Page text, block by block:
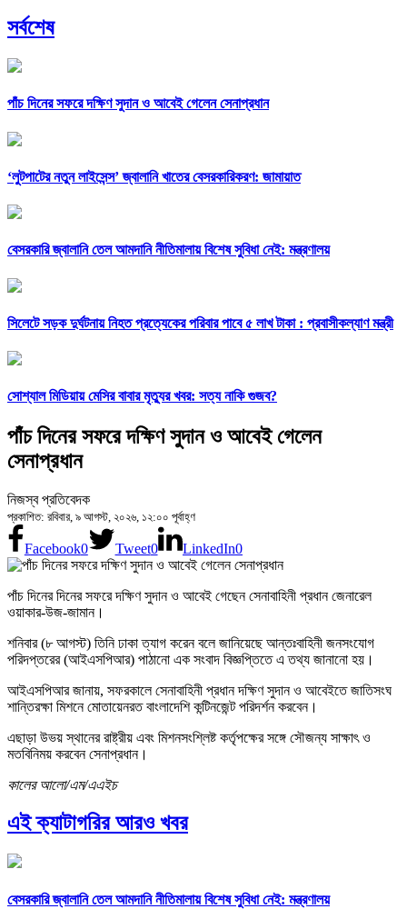
সর্বশেষ
পাঁচ দিনের সফরে দক্ষিণ সুদান ও আবেই গেলেন সেনাপ্রধান
‘লুটপাটের নতুন লাইসেন্স’ জ্বালানি খাতের বেসরকারিকরণ: জামায়াত
বেসরকারি জ্বালানি তেল আমদানি নীতিমালায় বিশেষ সুবিধা নেই: মন্ত্রণালয়
সিলেটে সড়ক দুর্ঘটনায় নিহত প্রত্যেকের পরিবার পাবে ৫ লাখ টাকা : প্রবাসীকল্যাণ মন্ত্রী
সোশ্যাল মিডিয়ায় মেসির বাবার মৃত্যুর খবর: সত্য নাকি গুজব?
পাঁচ দিনের সফরে দক্ষিণ সুদান ও আবেই গেলেন
সেনাপ্রধান
নিজস্ব প্রতিবেদক
প্রকাশিত: রবিবার, ৯ আগস্ট, ২০২৬, ১২:০০ পূর্বাহ্ণ
Facebook0 Tweet0 LinkedIn0
পাঁচ দিনের দিনের সফরে দক্ষিণ সুদান ও আবেই গেছেন সেনাবাহিনী প্রধান জেনারেল
ওয়াকার-উজ-জামান।
শনিবার (৮ আগস্ট) তিনি ঢাকা ত্যাগ করেন বলে জানিয়েছে আন্তঃবাহিনী জনসংযোগ
পরিদপ্তরের (আইএসপিআর) পাঠানো এক সংবাদ বিজ্ঞপ্তিতে এ তথ্য জানানো হয়।
আইএসপিআর জানায়, সফরকালে সেনাবাহিনী প্রধান দক্ষিণ সুদান ও আবেইতে জাতিসংঘ
শান্তিরক্ষা মিশনে মোতায়েনরত বাংলাদেশি কন্টিনজেন্ট পরিদর্শন করবেন।
এছাড়া উভয় স্থানের রাষ্ট্রীয় এবং মিশনসংশ্লিষ্ট কর্তৃপক্ষের সঙ্গে সৌজন্য সাক্ষাৎ ও
মতবিনিময় করবেন সেনাপ্রধান।
কালের আলো/এম/এএইচ
এই ক্যাটাগরির আরও খবর
বেসরকারি জ্বালানি তেল আমদানি নীতিমালায় বিশেষ সুবিধা নেই: মন্ত্রণালয়